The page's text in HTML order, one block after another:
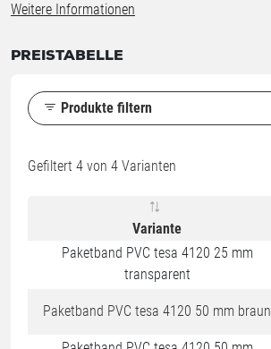
Weitere Informationen
PREISTABELLE
Produkte filtern
Gefiltert 4 von 4 Varianten
Variante
Paketband PVC tesa 4120 25 mm
transparent
Paketband PVC tesa 4120 50 mm braun